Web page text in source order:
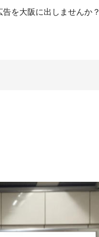
を大阪に出しませんか？